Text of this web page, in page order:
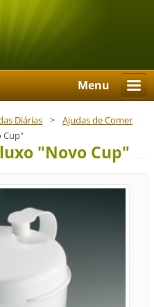
Menu
Diárias >
Ajudas de Comer
Cup"
"Novo Cup"